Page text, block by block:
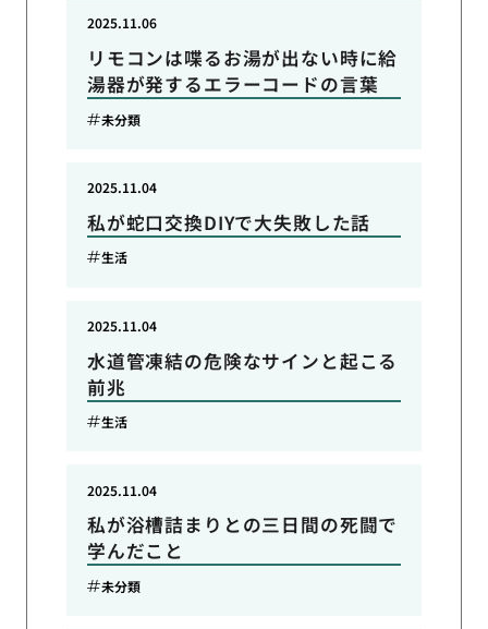
リモコンは喋るお湯が出ない時に給
湯器が発するエラーコードの言葉
2025.11.06
未分類
私が蛇口交換DIYで大失敗した話
2025.11.04
生活
水道管凍結の危険なサインと起こる
前兆
2025.11.04
生活
私が浴槽詰まりとの三日間の死闘で
学んだこと
2025.11.04
未分類